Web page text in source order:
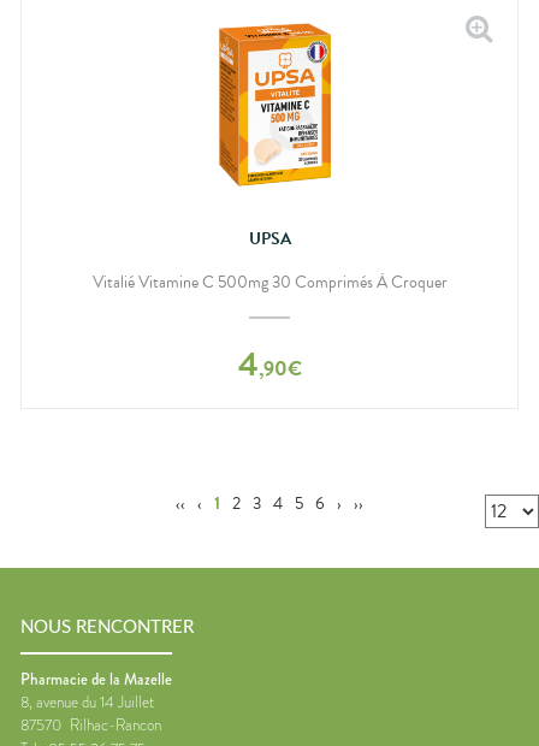
UPSA
Vitalié Vitamine C 500mg 30 Comprimés À Croquer
4,90€
‹‹ ‹ 1 2 3 4 5 6 › ››
NOUS RENCONTRER
Pharmacie de la Mazelle
8, avenue du 14 Juillet
87570 Rilhac-Rancon